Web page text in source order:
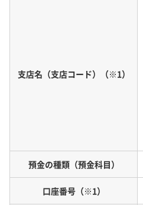
支店名（支店コード）（※1）
預金の種類（預金科目）
口座番号（※1）